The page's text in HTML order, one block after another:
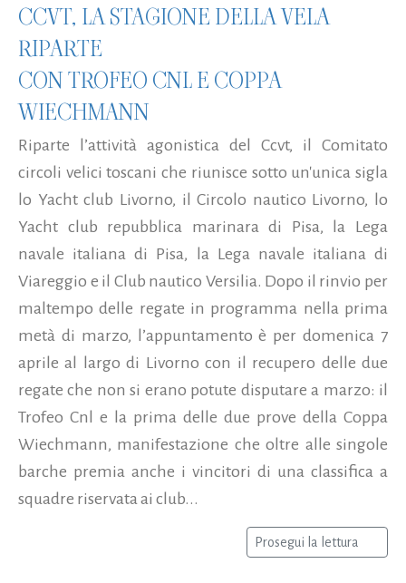
CCVT, LA STAGIONE DELLA VELA
RIPARTE
CON TROFEO CNL E COPPA
WIECHMANN
Riparte l’attività agonistica del Ccvt, il Comitato
circoli velici toscani che riunisce sotto un'unica sigla
lo Yacht club Livorno, il Circolo nautico Livorno, lo
Yacht club repubblica marinara di Pisa, la Lega
navale italiana di Pisa, la Lega navale italiana di
Viareggio e il Club nautico Versilia. Dopo il rinvio per
maltempo delle regate in programma nella prima
metà di marzo, l’appuntamento è per domenica 7
aprile al largo di Livorno con il recupero delle due
regate che non si erano potute disputare a marzo: il
Trofeo Cnl e la prima delle due prove della Coppa
Wiechmann, manifestazione che oltre alle singole
barche premia anche i vincitori di una classifica a
squadre riservata ai club...
Prosegui la lettura